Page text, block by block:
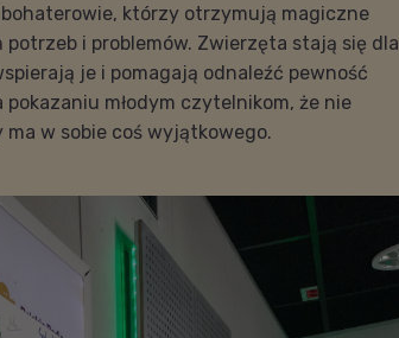
bohaterowie, którzy otrzymują magiczne
i problemów. Zwierzęta stają się dla
je i pomagają odnaleźć pewność
pokazaniu młodym czytelnikom, że nie
w sobie coś wyjątkowego.